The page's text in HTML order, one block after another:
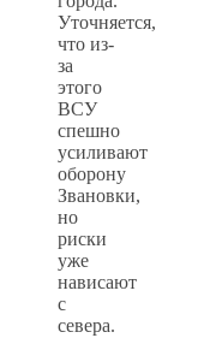
Уточняется,
что из-
за
этого
ВСУ
спешно
усиливают
оборону
Звановки,
но
риски
уже
нависают
с
севера.